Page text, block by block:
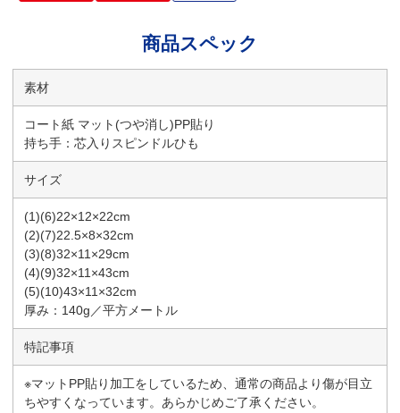
商品スペック
素材
コート紙 マット(つや消し)PP貼り
持ち手：芯入りスピンドルひも
サイズ
(1)(6)22×12×22cm
(2)(7)22.5×8×32cm
(3)(8)32×11×29cm
(4)(9)32×11×43cm
(5)(10)43×11×32cm
厚み：140g／平方メートル
特記事項
※マットPP貼り加工をしているため、通常の商品より傷が目立
ちやすくなっています。あらかじめご了承ください。